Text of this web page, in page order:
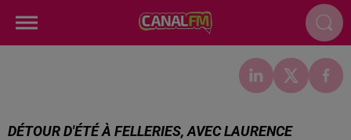
DÉTOUR D'ÉTÉ À FELLERIES, AVEC LAURENCE